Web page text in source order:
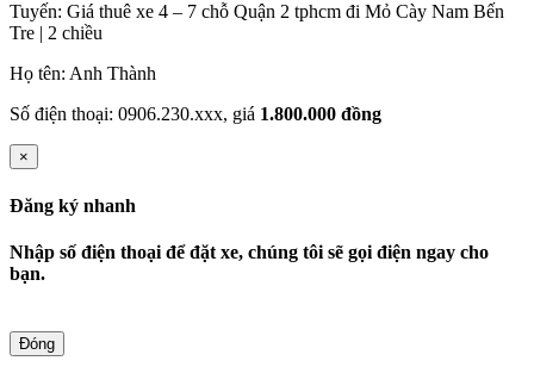
Tuyến: Giá thuê xe 4 – 7 chỗ Quận 2 tphcm đi Mỏ Cày Nam Bến
Tre | 2 chiều
Họ tên: Anh Thành
Số điện thoại: 0906.230.xxx, giá 1.800.000 đồng
×
Đăng ký nhanh
Nhập số điện thoại để đặt xe, chúng tôi sẽ gọi điện ngay cho
bạn.
Đóng